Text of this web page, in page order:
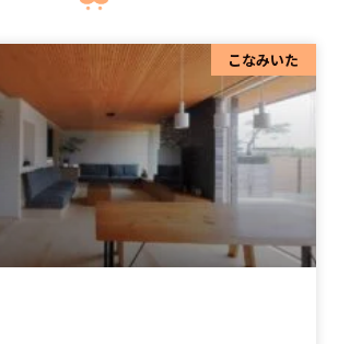
こなみいた
ー
ジ
ペ
ー
ジ